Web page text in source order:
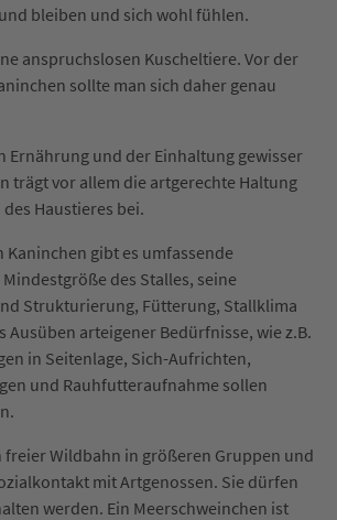
bleiben und sich wohl fühlen.
anspruchslosen Kuscheltiere. Vor der
sollte man sich daher genau
Ernährung und der Einhaltung gewisser
trägt vor allem die artgerechte Haltung
Haustieres bei.
Kaninchen gibt es umfassende
des Stalles, seine
Strukturierung, Fütterung, Stallklima
Ausüben arteigener Bedürfnisse, wie z.B.
in Seitenlage, Sich-Aufrichten,
und Rauhfutteraufnahme sollen
freier Wildbahn in größeren Gruppen und
mit Artgenossen. Sie dürfen
werden. Ein Meerschweinchen ist